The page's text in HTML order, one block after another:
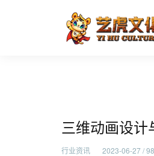
三维动画设
三维动画设计
行业资讯 2023-06-27 /